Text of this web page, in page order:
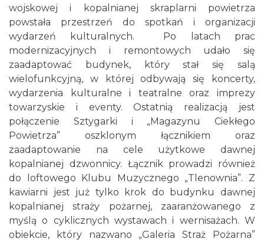
wojskowej i kopalnianej skraplarni powietrza
powstała przestrzeń do spotkań i organizacji
wydarzeń kulturalnych. Po latach prac
modernizacyjnych i remontowych udało się
zaadaptować budynek, który stał się salą
wielofunkcyjną, w której odbywają się koncerty,
wydarzenia kulturalne i teatralne oraz imprezy
towarzyskie i eventy. Ostatnią realizacją jest
połączenie Sztygarki i „Magazynu Ciekłego
Powietrza” oszklonym łącznikiem oraz
zaadaptowanie na cele użytkowe dawnej
kopalnianej dzwonnicy. Łącznik prowadzi również
do loftowego Klubu Muzycznego „Tlenownia”. Z
kawiarni jest już tylko krok do budynku dawnej
kopalnianej straży pożarnej, zaaranżowanego z
myślą o cyklicznych wystawach i wernisażach. W
obiekcie, który nazwano „Galeria Straż Pożarna”